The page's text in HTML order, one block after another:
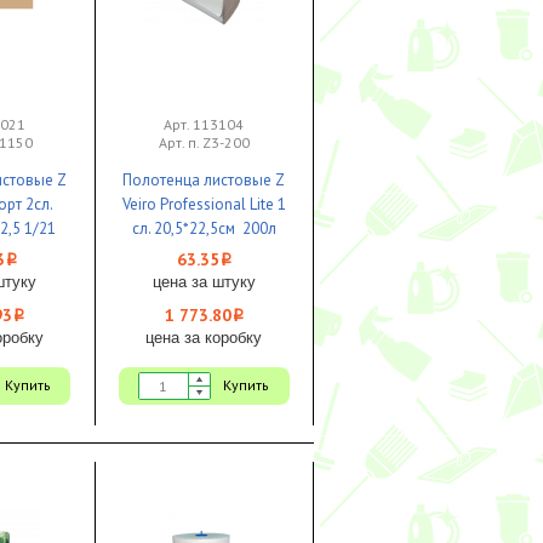
Z
2сл.
1/21
i
i
Купить
Арт. 113104
Арт. п. Z3-200
Полотенца листовые Z
Veiro Professional Lite 1
сл. 20,5*22,5см 200л
белые 1/28
63.35 i
цена за штуку
1 773.80i
цена за коробку
Купить